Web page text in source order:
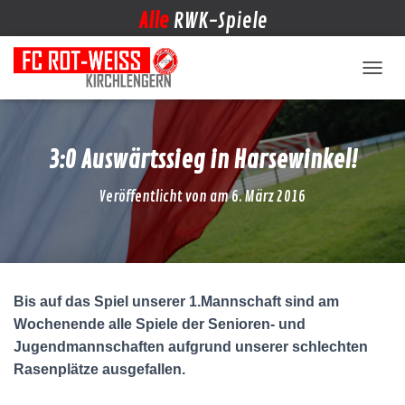
Alle RWK-Spiele
3:0 Auswärtssieg in Harsewinkel!
Veröffentlicht von am6. März 2016
Bis auf das Spiel unserer 1.Mannschaft sind am
Wochenende alle Spiele der Senioren- und
Jugendmannschaften aufgrund unserer schlechten
Rasenplätze ausgefallen.